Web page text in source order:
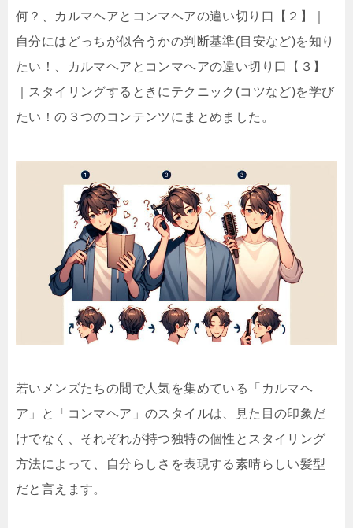
何？、カルマヘアとコンマヘアの違い切り口【２】｜
自分にはどっちが似合うかの判断基準(目安など)を知り
たい！、カルマヘアとコンマヘアの違い切り口【３】
｜スタイリングするときにテクニック(コツなど)を学び
たい！の３つのコンテンツにまとめました。
若いメンズたちの間で人気を集めている「カルマヘ
ア」と「コンマヘア」のスタイルは、見た目の印象だ
けでなく、それぞれが持つ独特の個性とスタイリング
方法によって、自分らしさを表現する素晴らしい髪型
だと言えます。